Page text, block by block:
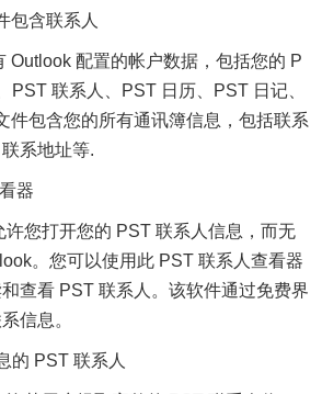
包含联系人
Outlook 配置的帐户数据，包括您的 P
PST 联系人、PST 日历、PST 日记、
件包含您的所有通讯簿信息，包括联系
系地址等.
器
许您打开您的 PST 联系人信息，而无
。您可以使用此 PST 联系人查看器
查看 PST 联系人。该软件通过免费界
信息。
的 PST 联系人